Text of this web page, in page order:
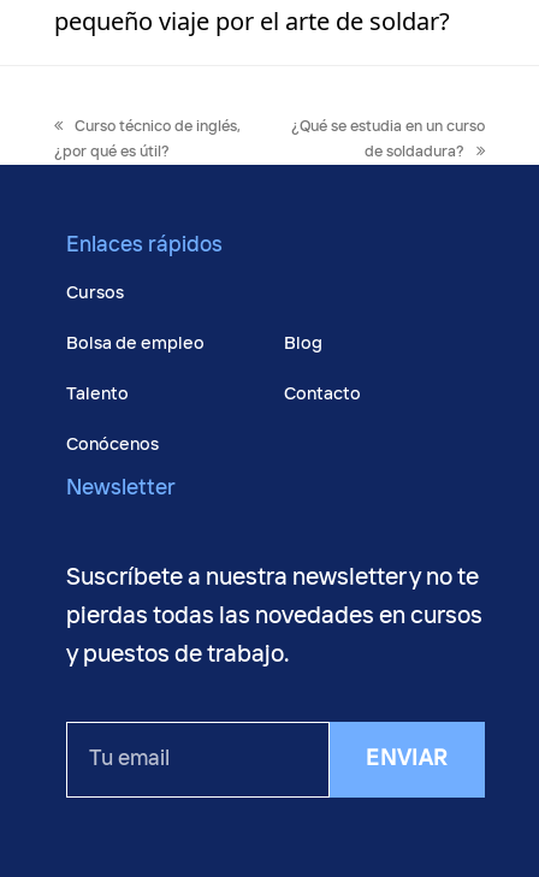
pequeño viaje por el arte de soldar?
previous
post:
Curso técnico de inglés,
¿por qué es útil?
next
¿Qué se estudia en un curso
de soldadura?
Enlaces rápidos
Cursos
Bolsa de empleo
Talento
Conócenos
Blog
Contacto
Newsletter
Suscríbete a nuestra newsletter y no te
pierdas todas las novedades en cursos
y puestos de trabajo.
ENVIAR